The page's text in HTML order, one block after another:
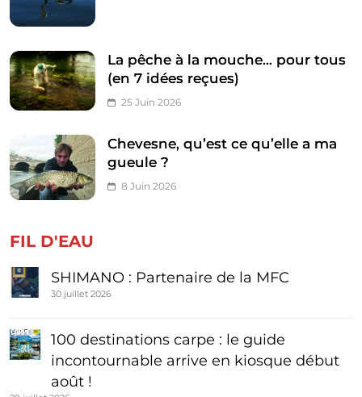
La pêche à la mouche… pour tous
(en 7 idées reçues)
25 Juin 2026
Chevesne, qu’est ce qu’elle a ma
gueule ?
8 Juin 2026
FIL D'EAU
SHIMANO : Partenaire de la MFC
30 juillet 2026
100 destinations carpe : le guide
incontournable arrive en kiosque début
août !